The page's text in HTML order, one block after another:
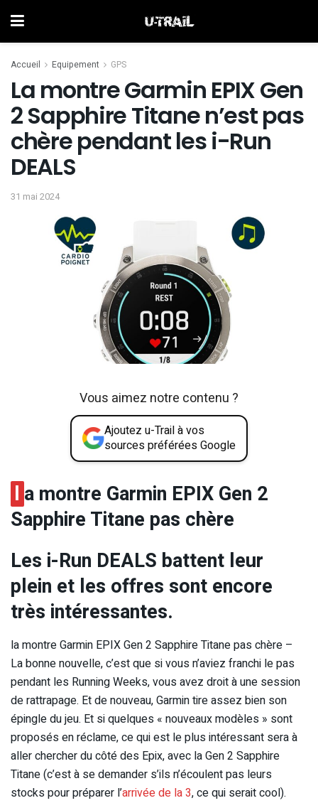
Accueil Equipement GPS
La montre Garmin EPIX Gen
2 Sapphire Titane n’est pas
chère pendant les i-Run
DEALS
31 mai 2024
Vous aimez notre contenu ?
Ajoutez u-Trail à vos
sources préférées Google
l a montre Garmin EPIX Gen 2
Sapphire Titane pas chère
Les i-Run DEALS battent leur
plein et les offres sont encore
très intéressantes.
la montre Garmin EPIX Gen 2 Sapphire Titane pas chère –
La bonne nouvelle, c’est que si vous n’aviez franchi le pas
pendant les Running Weeks, vous avez droit à une session
de rattrapage. Et de nouveau, Garmin tire assez bien son
épingle du jeu. Et si quelques « nouveaux modèles » sont
proposés en réclame, ce qui est le plus intéressant sera à
aller chercher du côté des Epix, avec la Gen 2 Sapphire
Titane (c’est à se demander s’ils n’écoulent pas leurs
stocks pour préparer l’arrivée de la 3, ce qui serait cool).